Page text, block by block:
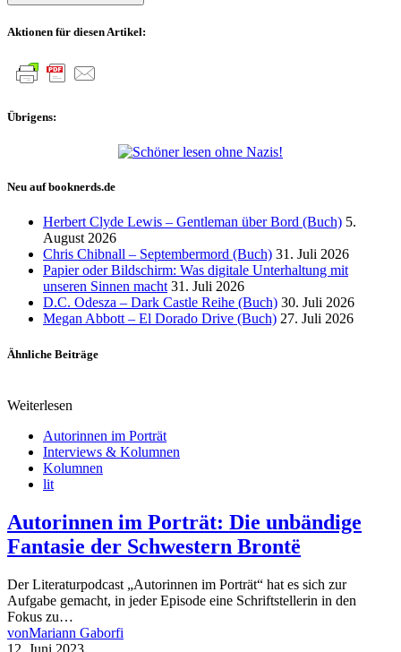
Aktionen für diesen Artikel:
Übrigens:
Neu auf booknerds.de
Herbert Clyde Lewis – Gentleman über Bord (Buch) 5.
August 2026
Chris Chibnall – Septembermord (Buch) 31. Juli 2026
Papier oder Bildschirm: Was digitale Unterhaltung mit
unseren Sinnen macht 31. Juli 2026
D.C. Odesza – Dark Castle Reihe (Buch) 30. Juli 2026
Megan Abbott – El Dorado Drive (Buch) 27. Juli 2026
Ähnliche Beiträge
Weiterlesen
Autorinnen im Porträt
Interviews & Kolumnen
Kolumnen
lit
Autorinnen im Porträt: Die unbändige
Fantasie der Schwestern Brontë
Der Literaturpodcast „Autorinnen im Porträt“ hat es sich zur
Aufgabe gemacht, in jeder Episode eine Schriftstellerin in den
Fokus zu…
vonMariann Gaborfi
12. Juni 2023